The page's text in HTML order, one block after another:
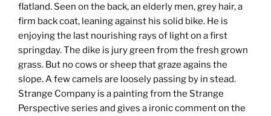
flatland. Seen on the back, an elderly men, grey hair, a
firm back coat, leaning against his solid bike. He is
enjoying the last nourishing rays of light on a first
springday. The dike is jury green from the fresh grown
grass. But no cows or sheep that graze agains the
slope. A few camels are loosely passing by in stead.
Strange Company is a painting from the Strange
Perspective series and gives a ironic comment on the